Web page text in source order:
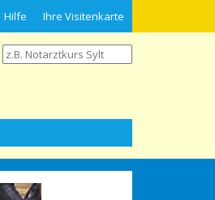
Hilfe Ihre Visitenkarte